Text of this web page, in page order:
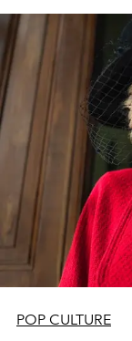
POP CULTURE